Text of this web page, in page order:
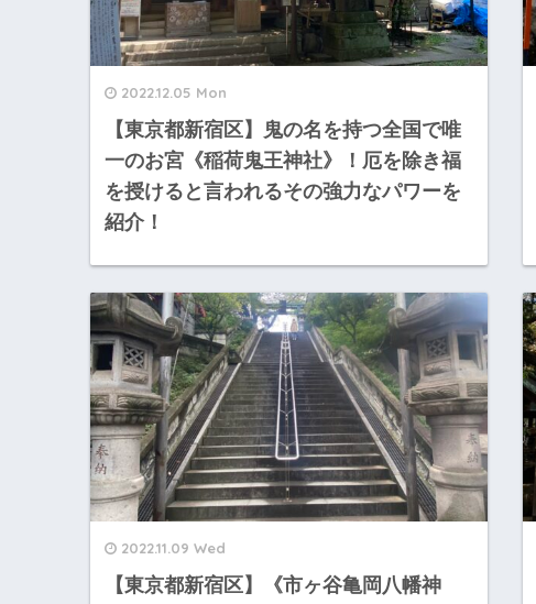
2022.12.05 Mon
【東京都新宿区】鬼の名を持つ全国で唯
一のお宮《稲荷鬼王神社》！厄を除き福
を授けると言われるその強力なパワーを
紹介！
2022.11.09 Wed
【東京都新宿区】《市ヶ谷亀岡八幡神